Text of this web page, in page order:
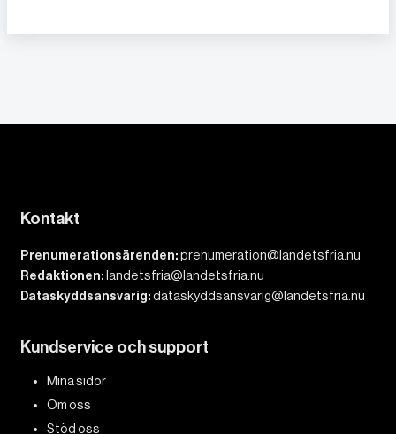
Kontakt
Prenumerationsärenden:prenumeration@landetsfria.nu
Redaktionen: landetsfria@landetsfria.nu
Dataskyddsansvarig:dataskyddsansvarig@landetsfria.nu
Kundservice och support
Mina sidor
Om oss
Stöd oss